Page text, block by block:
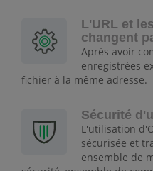
L'URL et
changent
Après avoir
enregistrées
fichier à la même adresse.
Sécurité
L'utilisation
sécurisée et
ensemble de